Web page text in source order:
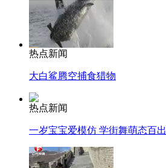
热点新闻
大白鲨腾空捕食猎物
热点新闻
一岁宝宝爱模仿 学街舞萌态百出